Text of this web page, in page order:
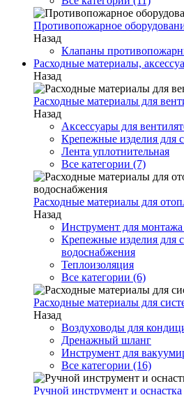
Противопожарное
Назад
Клапаны
Расходные материалы,
Назад
Расходные материалы для
Назад
Аксессуары для
Крепежные изделия для
Лента уплотнительная
Все категории (7)
Расходные материалы для
Назад
Инструмент для монтажа
Крепежные изделия для
водоснабжения
Теплоизоляция
Все категории (6)
Расходные материалы для
Назад
Воздуховоды для
Дренажный шланг
Инструмент для
Все категории (16)
Ручной инструмент и оснастка